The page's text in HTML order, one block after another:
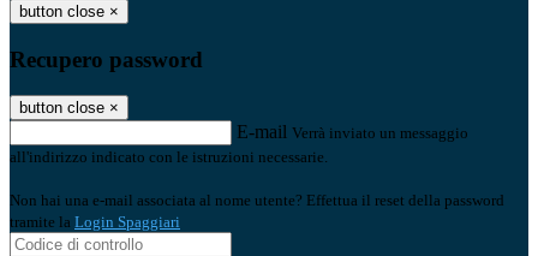
button close ×
Recupero password
button close ×
E-mail Verrà inviato un messaggio
all'indirizzo indicato con le istruzioni necessarie.
Non hai una e-mail associata al nome utente? Effettua il reset della password
tramite la Login Spaggiari